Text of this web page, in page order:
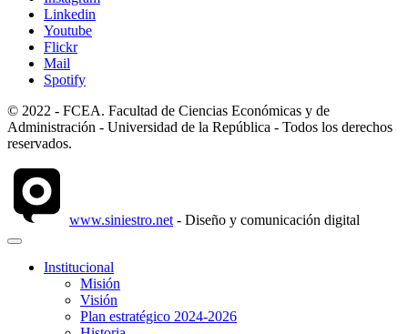
Linkedin
Youtube
Flickr
Mail
Spotify
© 2022 - FCEA. Facultad de Ciencias Económicas y de
Administración - Universidad de la República - Todos los derechos
reservados.
www.siniestro.net - Diseño y comunicación digital
Institucional
Misión
Visión
Plan estratégico 2024-2026